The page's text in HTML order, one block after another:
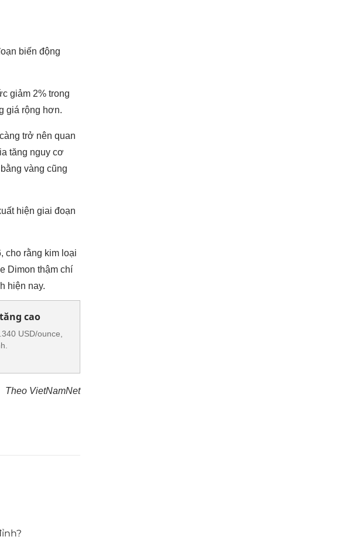
biến động
giảm 2% trong
giá rộng hơn.
trở nên quan
tăng nguy cơ
vàng cũng
hiện giai đoạn
cho rằng kim loại
Dimon thậm chí
hiện nay.
cao
USD/ounce,
Theo VietNamNet